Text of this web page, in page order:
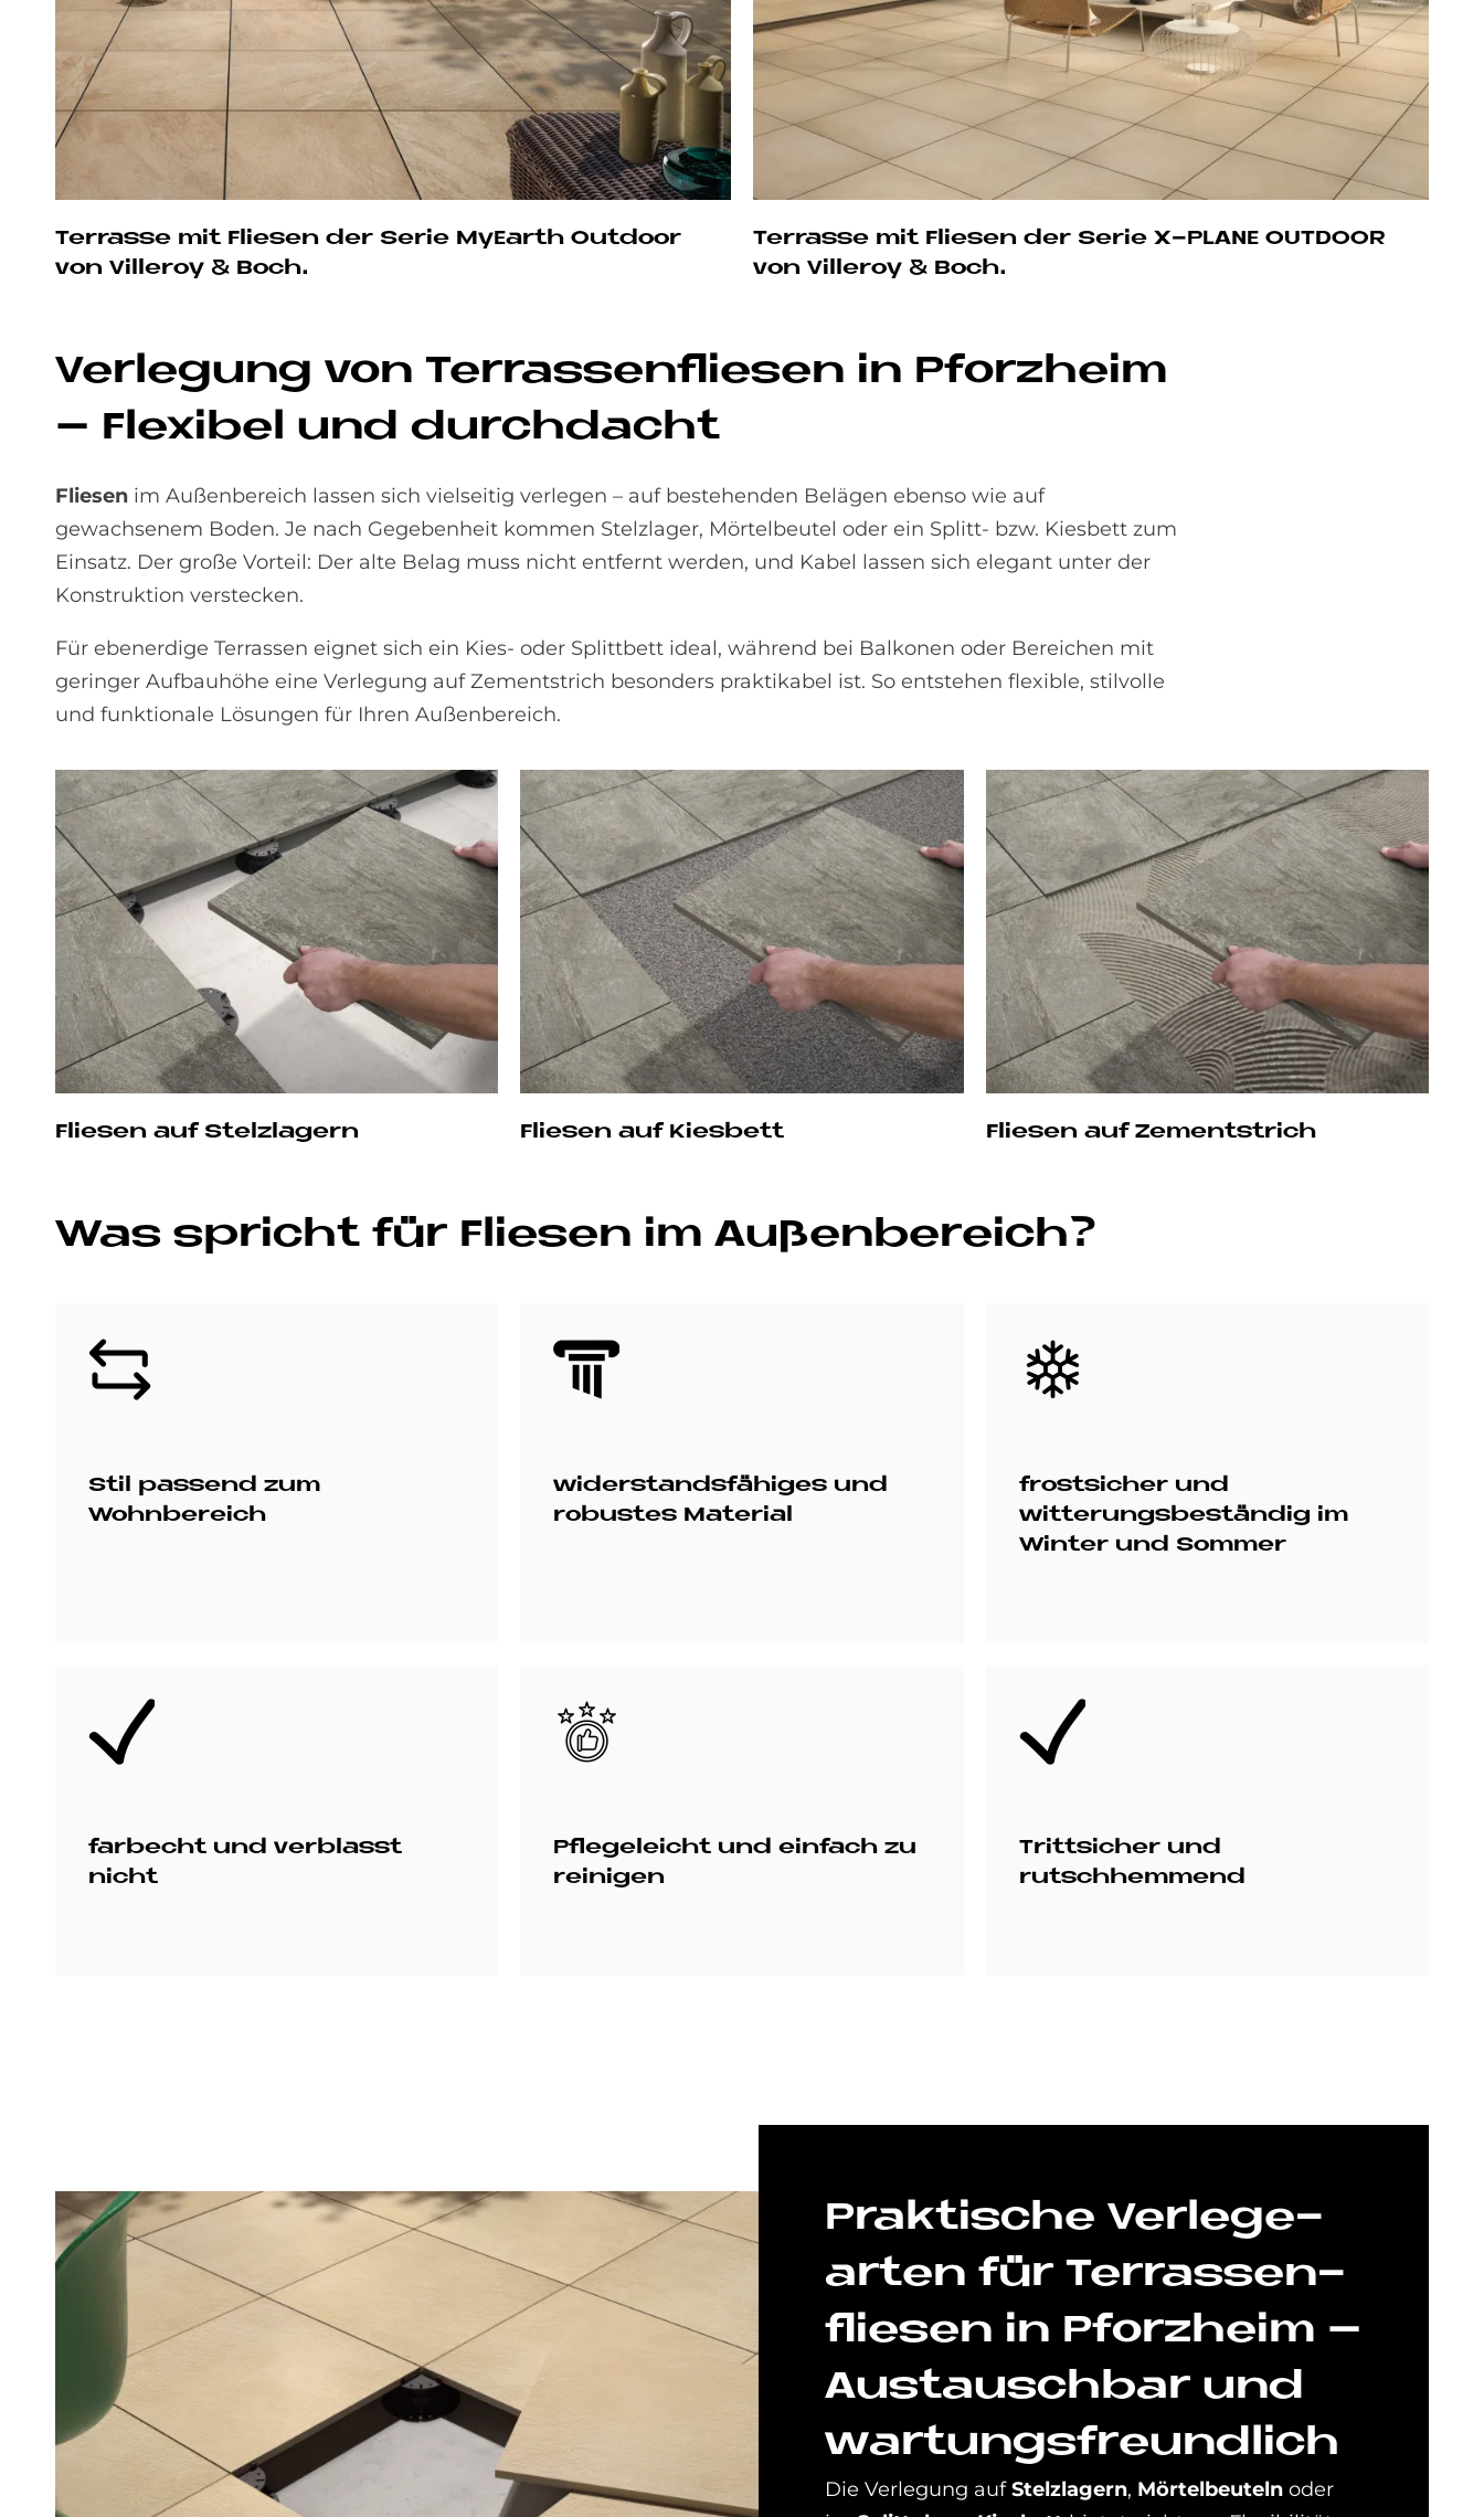
Terrasse mit Fliesen der Serie MyEarth Outdoor
von Villeroy & Boch.
Terrasse mit Fliesen der Serie X-PLANE OUTDOOR
von Villeroy & Boch.
Ver­le­gung von Ter­ras­sen­flie­sen in Pforz­heim
– Fle­xi­bel und durch­dacht
Fliesen im Außenbereich lassen sich vielseitig verlegen – auf bestehenden Belägen ebenso wie auf
gewachsenem Boden. Je nach Gegebenheit kommen Stelzlager, Mörtelbeutel oder ein Splitt- bzw. Kiesbett zum
Einsatz. Der große Vorteil: Der alte Belag muss nicht entfernt werden, und Kabel lassen sich elegant unter der
Konstruktion verstecken.
Für ebenerdige Terrassen eignet sich ein Kies- oder Splittbett ideal, während bei Balkonen oder Bereichen mit
geringer Aufbauhöhe eine Verlegung auf Zementstrich besonders praktikabel ist. So entstehen flexible, stilvolle
und funktionale Lösungen für Ihren Außenbereich.
Fliesen auf Stelzlagern Fliesen auf Kiesbett Fliesen auf Zementstrich
Was spricht für Flie­sen im Au­ßen­be­reich?
Bild
Stil passend zum
Wohnbereich
Bild
widerstandsfähiges und
robustes Material
Bild
frostsicher und
witterungsbeständig im
Winter und Sommer
farbecht und verblasst
nicht
Bild
Pflegeleicht und einfach zu
reinigen
Trittsicher und
rutschhemmend
Prak­ti­sche Ver­le­ge­
ar­ten für Ter­ras­sen­
flie­sen in Pforz­heim –
Aus­tausch­bar und
war­tungs­freund­lich
Die Verlegung aufStelzlagern, Mörtelbeutelnoder